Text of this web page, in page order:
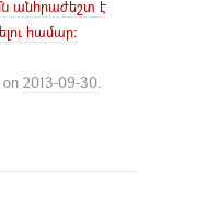
անհրաժեշտ է
համար։
on 2013-09-30.